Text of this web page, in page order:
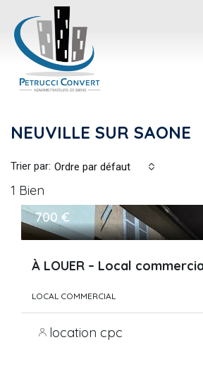
NEUVILLE SUR SAONE
1 Bien
Trier par: Ordre par défaut
700 €
LOCAL COMMERCIAL
location cpc